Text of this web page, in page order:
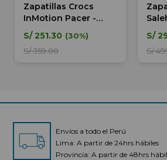
Zapatillas Crocs
InMotion Pacer -
Mujer
S/ 251.30
30
S/359.00
S/
S/
Envíos a todo el Perú
Lima: A partir de 24hrs hábiles
Provincia: A partir de 48hrs